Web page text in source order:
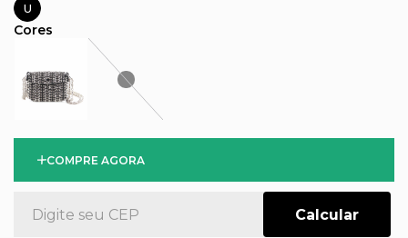
U
COMPRE AGORA